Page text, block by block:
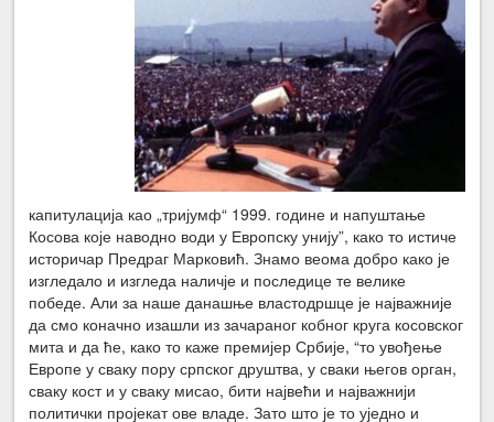
капитулација као „тријумф“ 1999. године и напуштање
Косова које наводно води у Европску унију”, како то истиче
историчар Предраг Марковић. Знамо веома добро како је
изгледало и изгледа наличје и последице те велике
победе. Али за наше данашње властодршце је најважније
да смо коначно изашли из зачараног кобног круга косовског
мита и да ће, како то каже премијер Србије, “то увођење
Европе у сваку пору српског друштва, у сваки његов орган,
сваку кост и у сваку мисао, бити највећи и најважнији
политички пројекат ове владе. Зато што је то уједно и